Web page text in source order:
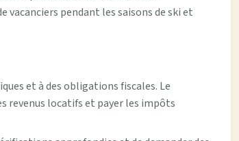
vacanciers pendant les saisons de ski et
et à des obligations fiscales. Le
revenus locatifs et payer les impôts